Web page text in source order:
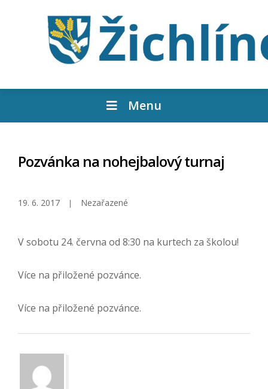
Menu
Pozvánka na nohejbalový turnaj
19. 6. 2017 Nezařazené
V sobotu 24. června od 8:30 na kurtech za školou!
Více na přiložené pozvánce.
Více na přiložené pozvánce.